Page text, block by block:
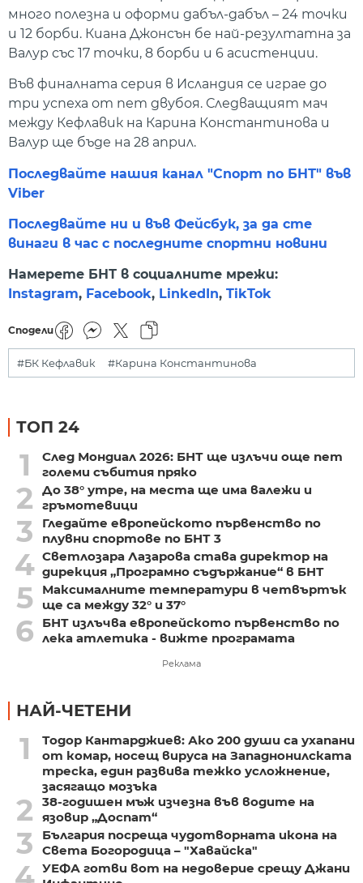
много полезна и оформи дабъл-дабъл – 24 точки
и 12 борби. Киана Джонсън бе най-резултатна за
Валур със 17 точки, 8 борби и 6 асистенции.
Във финалната серия в Исландия се играе до
три успеха от пет двубоя. Следващият мач
между Кефлавик на Карина Константинова и
Валур ще бъде на 28 април.
Последвайте нашия канал "Спорт по БНТ" във
Viber
Последвайте ни и във Фейсбук, за да сте
винаги в час с последните спортни новини
Намерете БНТ в социалните мрежи:
Instagram, Facebook, LinkedIn, TikTok
Сподели
#БК Кефлавик #Карина Константинова
ТОП 24
1
След Мондиал 2026: БНТ ще излъчи още пет
големи събития пряко
2
До 38° утре, на места ще има валежи и
гръмотевици
3
Гледайте европейското първенство по
плувни спортове по БНТ 3
4 Светлозара Лазарова става директор на
дирекция „Програмно съдържание“ в БНТ
5
Максималните температури в четвъртък
ще са между 32° и 37°
6
БНТ излъчва европейското първенство по
лека атлетика - вижте програмата
Реклама
НАЙ-ЧЕТЕНИ
1
Тодор Кантарджиев: Ако 200 души са ухапани
от комар, носещ вируса на Западнонилската
треска, един развива тежко усложнение,
засягащо мозъка
2
38-годишен мъж изчезна във водите на
язовир „Доспат“
3
България посреща чудотворната икона на
Света Богородица – "Хавайска"
УЕФА готви вот на недоверие срещу Джани